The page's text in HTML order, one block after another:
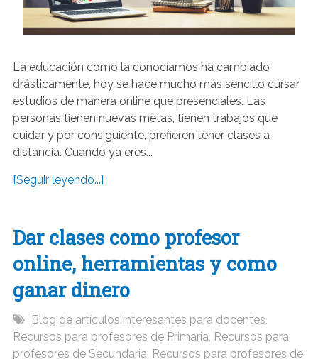
La educación como la conocíamos ha cambiado
drásticamente, hoy se hace mucho más sencillo cursar
estudios de manera online que presenciales. Las
personas tienen nuevas metas, tienen trabajos que
cuidar y por consiguiente, prefieren tener clases a
distancia. Cuando ya eres...
[Seguir leyendo...]
Dar clases como profesor
online, herramientas y como
ganar dinero
Blog de artículos interesantes para docentes,
Recursos para profesores de Primaria, Recursos para
profesores de Secundaria, Recursos para profesores de